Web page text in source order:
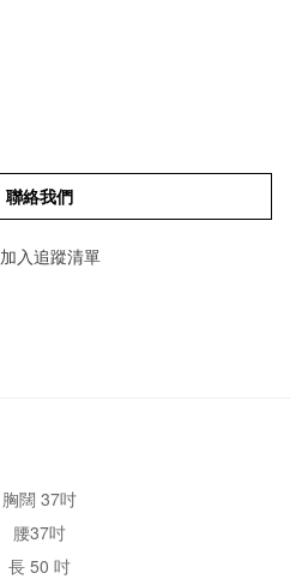
聯絡我們
加入追蹤清單
胸闊 37吋
腰37吋
長 50 吋